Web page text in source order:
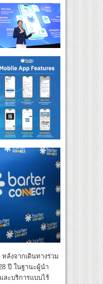
ลังจากเดินทางร่วม
ปี ในฐานะผู้นำ
ะบริการแบบไร้